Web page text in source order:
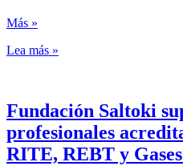
Más »
Lea más »
Fundación Saltoki
profesionales
RITE, REBT y